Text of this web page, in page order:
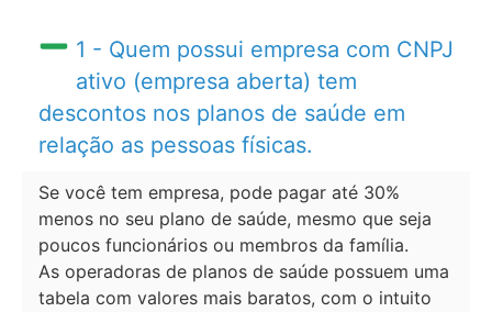
1 - Quem possui empresa com CNPJ
ativo (empresa aberta) tem
descontos nos planos de saúde em
relação as pessoas físicas.
Se você tem empresa, pode pagar até 30%
menos no seu plano de saúde, mesmo que seja
poucos funcionários ou membros da família.
As operadoras de planos de saúde possuem uma
tabela com valores mais baratos, com o intuito